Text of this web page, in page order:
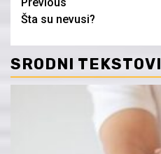
Continue
Reading
Previous
Šta su nevusi?
SRODNI TEKSTOVI